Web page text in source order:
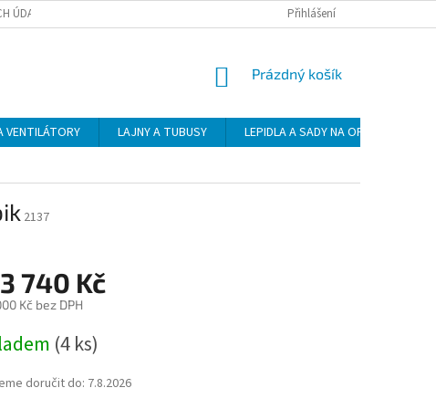
ÚDAJŮ ZÁSADY VRÁCENÍ ZBOŽÍ
Přihlášení
NÁKUPNÍ
Prázdný košík
VENTILÁTORY LAJNY A TUBUSY LEPIDLA A SADY NA OPRAVU
2137
740 Kč
Kč bez DPH
(4 ks)
doručit do: 7.8.2026